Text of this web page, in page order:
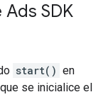
SDK
start() en
se inicialice el